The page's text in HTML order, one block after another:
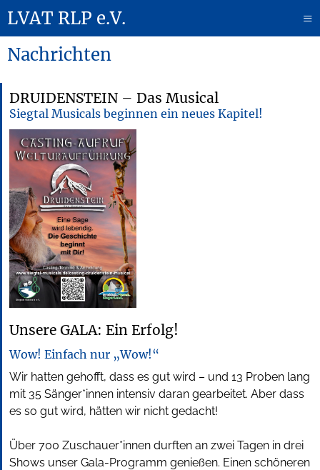
LVAT RLP e.V.
≡
Nachrichten
DRUIDENSTEIN – Das Musical
Siegtal Musicals beginnen ein neues Kapitel!
Unsere GALA: Ein Erfolg!
Wow! Einfach nur „Wow!“
Wir hatten gehofft, dass es gut wird – und 13 Proben lang
mit 35 Sänger*innen intensiv daran gearbeitet. Aber dass
es so gut wird, hätten wir nicht gedacht!
Über 700 Zuschauer*innen durften an zwei Tagen in drei
Shows unser Gala-Programm genießen. Einen schöneren